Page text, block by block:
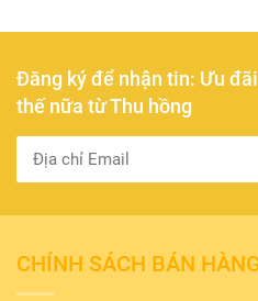
Đăng ký để nhận tin: Ưu
thế nữa từ Thu hồng
CHÍNH SÁCH BÁN